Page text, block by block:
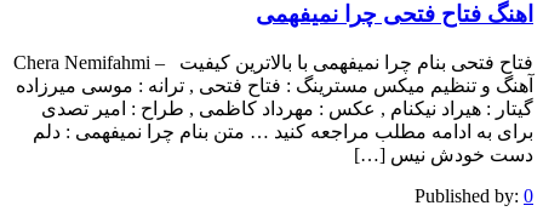
اهنگ فتاح فتحی چرا نمیفهمی
فتاح فتحی بنام چرا نمیفهمی با بالاترین کیفیت – Chera Nemifahmi
آهنگ و تنظیم میکس مسترینگ : فتاح فتحی , ترانه : موسی میرزاده
گیتار : هیراد نیکنام , عکس : مهرداد کاظمی , طراح : امیر تصدی
برای به ادامه مطلب مراجعه کنید … متن بنام چرا نمیفهمی : دلم
دست خودش نیس […]
Published by: 0